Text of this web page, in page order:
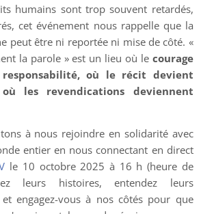
humains sont trop souvent retardés,
cet événement nous rappelle que la
peut être ni reportée ni mise de côté. «
la parole » est un lieu où le courage
où le récit devient
les revendications deviennent
à nous rejoindre en solidarité avec
entier en nous connectant en direct
le 10 octobre 2025 à 16 h (heure de
leurs histoires, entendez leurs
engagez-vous à nos côtés pour que